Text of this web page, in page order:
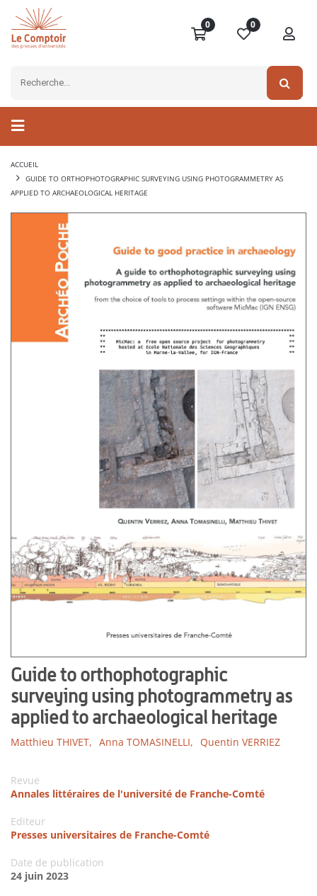
0 0
ACCUEIL
GUIDE TO ORTHOPHOTOGRAPHIC SURVEYING USING PHOTOGRAMMETRY AS
APPLIED TO ARCHAEOLOGICAL HERITAGE
Guide to orthophotographic
surveying using photogrammetry as
applied to archaeological heritage
Matthieu THIVET, Anna TOMASINELLI, Quentin VERRIEZ
Revue
Annales littéraires de l'université de Franche-Comté
Editeur
Presses universitaires de Franche-Comté
Date de publication
24 juin 2023